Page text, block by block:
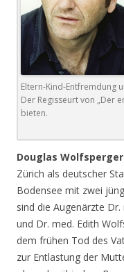
Eltern-Kind-Entfremdung
Der Regisseurt von „Der
bieten.
Douglas Wolfsperger
Zürich als deutscher
Bodensee mit zwei
sind die Augenärzte
und Dr. med. Edith
dem frühen Tod des
zur Entlastung der